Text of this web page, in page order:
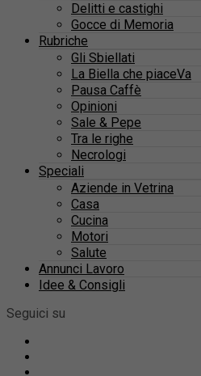
Delitti e castighi
Gocce di Memoria
Rubriche
Gli Sbiellati
La Biella che piaceVa
Pausa Caffè
Opinioni
Sale & Pepe
Tra le righe
Necrologi
Speciali
Aziende in Vetrina
Casa
Cucina
Motori
Salute
Annunci Lavoro
Idee & Consigli
Seguici su